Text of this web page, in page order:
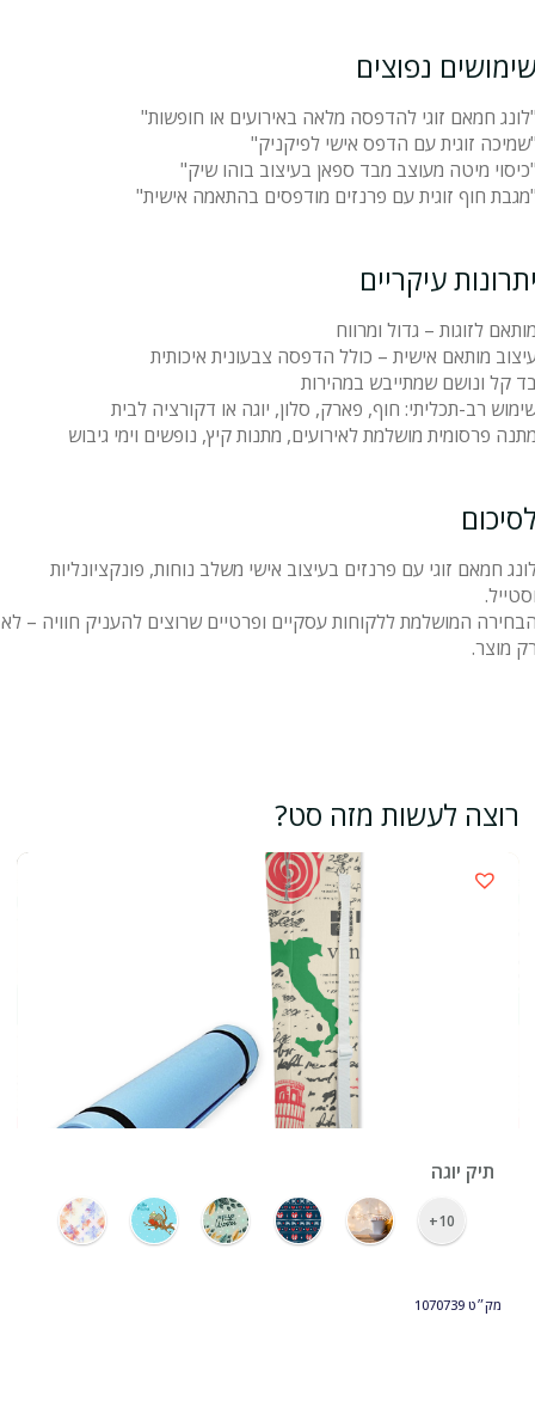
נפוצים
חמאם זוגי להדפסה מלאה באירועים או חופשות"
זוגית עם הדפס אישי לפיקניק"
מיטה מעוצב מבד ספאן בעיצוב בוהו שיק"
חוף זוגית עם פרנזים מודפסים בהתאמה אישית"
עיקריים
לזוגות – גדול ומרווח
מותאם אישית – כולל הדפסה צבעונית איכותית
קל ונושם שמתייבש במהירות
רב-תכליתי: חוף, פארק, סלון, יוגה או דקורציה לבית
פרסומית מושלמת לאירועים, מתנות קיץ, נופשים וימי גיבוש
חמאם זוגי עם פרנזים בעיצוב אישי משלב נוחות, פונקציונליות
המושלמת ללקוחות עסקיים ופרטיים שרוצים להעניק חוויה – לא
מוצר.
רוצה לעשות מזה סט?
תיק יוגה
10+
מק״ט1070739